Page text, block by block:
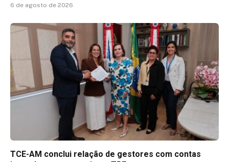
6 de agosto de 2026
TCE-AM conclui relação de gestores com contas